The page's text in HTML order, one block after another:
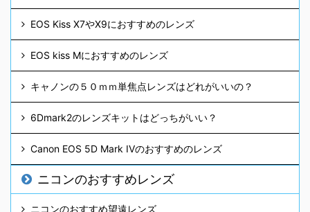
EOS Kiss X7やX9におすすめのレンズ
EOS kiss Mにおすすめのレンズ
キャノンの５０ｍｍ単焦点レンズはどれがいいの？
6Dmark2のレンズキットはどっちがいい？
Canon EOS 5D Mark IVのおすすめのレンズ
ニコンのおすすめレンズ
ニコンのおすすめ望遠レンズ